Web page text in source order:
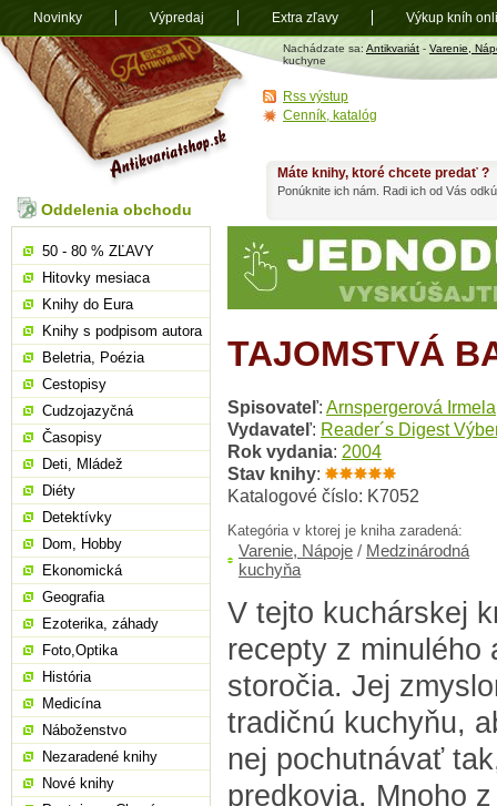
Antikvariát
shop.sk
Nachádzate sa: Antikvariát - Varenie,
kuchyne
TAJOMSTVÁ
Spisovateľ: Arnspergerová Irmela
Vydavateľ: Reader´s Digest
Rok vydania: 2004
Stav knihy:
Katalogové číslo: K7052
Kategória v ktorej je kniha zaradená:
Varenie, Nápoje / Medzinárodná
kuchyňa
V tejto kuchárskej
recepty z minulého
storočia. Jej
tradičnú kuchyňu,
nej pochutnávať
predkovia. Mnoho
Máte knihy, ktoré chcete predať ?
Ponúknite ich nám. Radi ich od Vás
Oddelenia obchodu
50 - 80 % ZĽAVY
Hitovky mesiaca
Knihy do Eura
Knihy s podpisom autora
Beletria, Poézia
Cestopisy
Cudzojazyčná
Časopisy
Deti, Mládež
Diéty
Detektívky
Dom, Hobby
Ekonomická
Geografia
Ezoterika, záhady
Foto,Optika
História
Medicína
Náboženstvo
Nezaradené knihy
Nové knihy
Rss výstup
Cenník, katalóg
Novinky Výpredaj Extra zľavy Výkup kníh